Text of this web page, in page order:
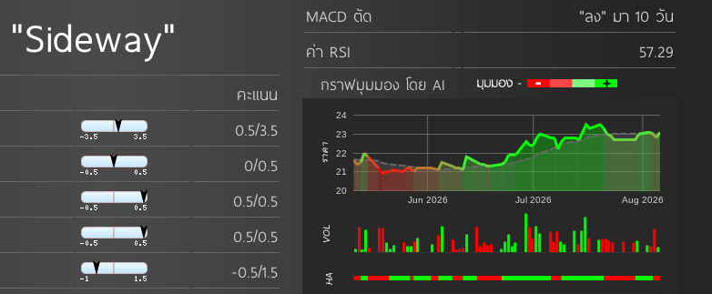
"Sideway"
คะแนน
0.5/3.5
0/0.5
0.5/0.5
0.5/0.5
-0.5/1.5
MACD ตัด
"ลง" มา 10 วัน
ค่า RSI
57.29
กราฟมุมมอง โดย AI
Jun 2026 Jul 2026 Aug 2026
20
21
22
23
24
ราคา
VOL
HA